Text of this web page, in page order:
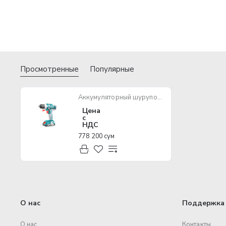
Просмотренные Популярные
Аккумуляторный шуруповерт TOTAL TDLI20011
Цена
с
НДС
778 200 сум
О нас Поддержка